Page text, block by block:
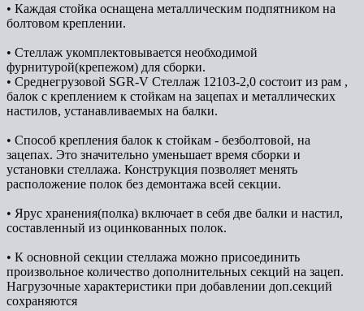
• Каждая стойка оснащена металлическим подпятником на
болтовом креплении.
• Стеллаж укомплектовывается необходимой
фурнитурой(крепежом) для сборки.
• Среднегрузовой SGR-V Стеллаж 12103-2,0 состоит из рам ,
балок с креплением к стойкам на зацепах и металлических
настилов, устанавливаемых на балки.
• Способ крепления балок к стойкам - безболтовой, на
зацепах. Это значительно уменьшает время сборки и
установки стеллажа. Конструкция позволяет менять
расположение полок без демонтажа всей секции.
• Ярус хранения(полка) включает в себя две балки и настил,
составленный из оцинкованных полок.
• К основной секции стеллажа можно присоединить
произвольное количество дополнительных секций на зацеп.
Нагрузочные характеристики при добавлении доп.секций
сохраняются